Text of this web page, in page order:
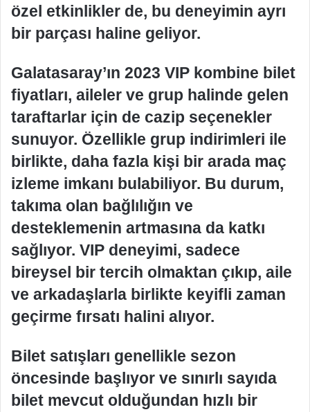
özel etkinlikler de, bu deneyimin ayrı
bir parçası haline geliyor.
Galatasaray’ın 2023 VIP kombine bilet
fiyatları, aileler ve grup halinde gelen
taraftarlar için de cazip seçenekler
sunuyor. Özellikle grup indirimleri ile
birlikte, daha fazla kişi bir arada maç
izleme imkanı bulabiliyor. Bu durum,
takıma olan bağlılığın ve
desteklemenin artmasına da katkı
sağlıyor. VIP deneyimi, sadece
bireysel bir tercih olmaktan çıkıp, aile
ve arkadaşlarla birlikte keyifli zaman
geçirme fırsatı halini alıyor.
Bilet satışları genellikle sezon
öncesinde başlıyor ve sınırlı sayıda
bilet mevcut olduğundan hızlı bir